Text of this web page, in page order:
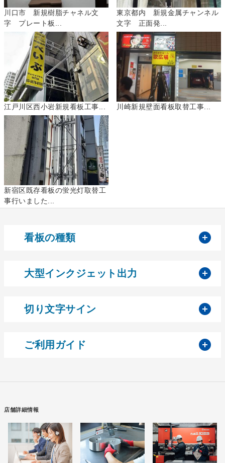
川口市 新規樹脂チャネル文
字 プレート板...
東京都内 新規金属チャンネル
文字 正面発...
江戸川区西小岩新規看板工事... 川崎新規壁面看板取替工事...
新宿区既存看板の蛍光灯取替工
事行いました...
看板の種類
大型インクジェット出力
切り文字サイン
ご利用ガイド
店舗詳細情報